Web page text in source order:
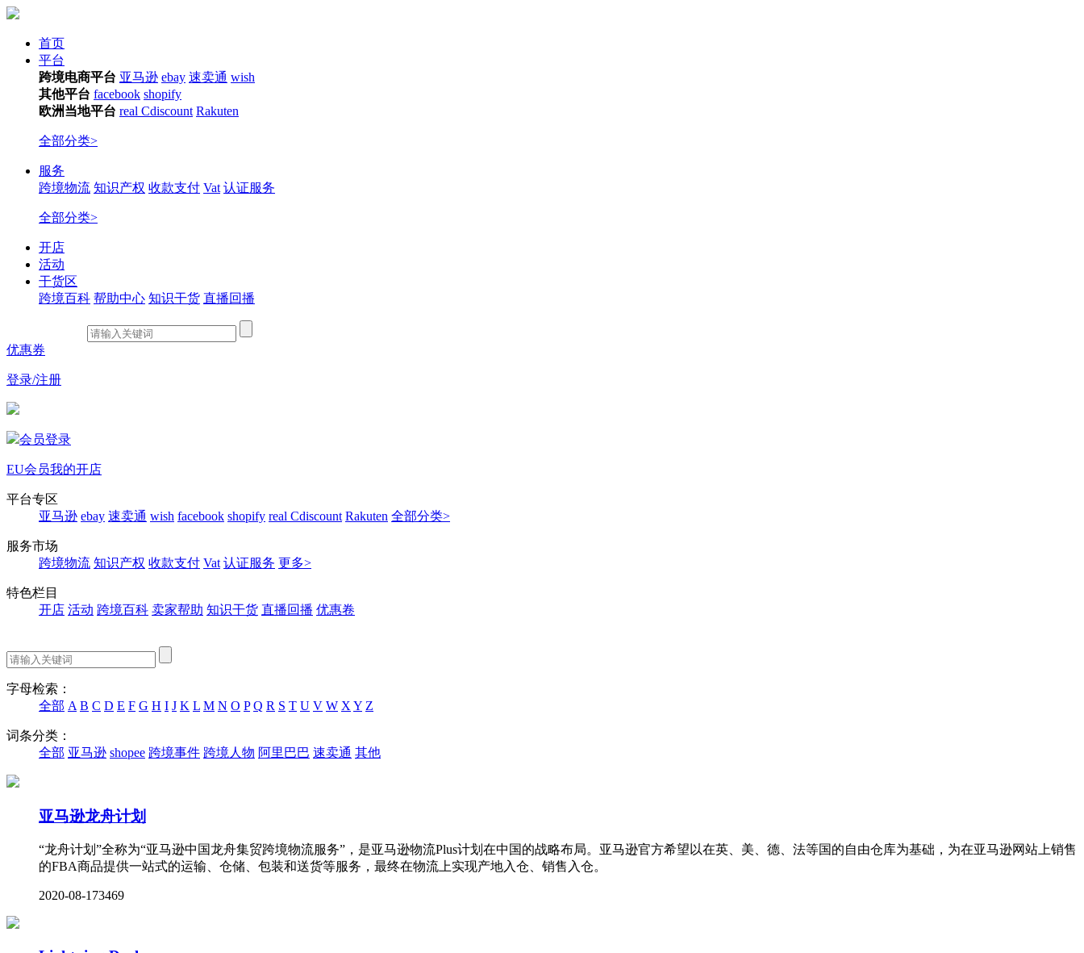
首页
平台
跨境电商平台 亚马逊 ebay 速卖通 wish
其他平台 facebook shopify
欧洲当地平台 real Cdiscount Rakuten
全部分类>
服务
跨境物流 知识产权 收款支付 Vat 认证服务
全部分类>
开店
活动
干货区
跨境百科 帮助中心 知识干货 直播回播
优惠券
登录/注册
会员登录
EU会员我的开店
平台专区
亚马逊 ebay 速卖通 wish facebook shopify real Cdiscount Rakuten 全部分类>
服务市场
跨境物流 知识产权 收款支付 Vat 认证服务 更多>
特色栏目
开店 活动 跨境百科 卖家帮助 知识干货 直播回播 优惠卷
字母检索：
全部 A B C D E F G H I J K L M N O P Q R S T U V W X Y Z
词条分类：
全部 亚马逊 shopee 跨境事件 跨境人物 阿里巴巴 速卖通 其他
亚马逊龙舟计划
“龙舟计划”全称为“亚马逊中国龙舟集贸跨境物流服务”，是亚马逊物流Plus计划在中国的战略布局。亚马逊官方希望以在英、美、德、法等国的自由仓库为基础，为在亚马逊网站上销售
的FBA商品提供一站式的运输、仓储、包装和送货等服务，最终在物流上实现产地入仓、销售入仓。
2020-08-173469